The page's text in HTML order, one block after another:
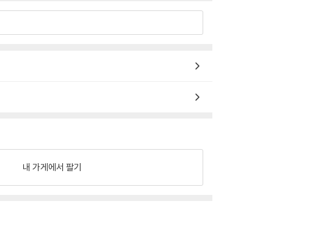
내 가게에서 팔기